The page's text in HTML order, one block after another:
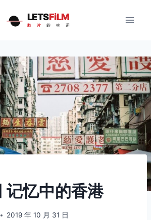
LETSFiLM
胶 片 的 味 道
忆中的香港
2019 年 10 月 31 日